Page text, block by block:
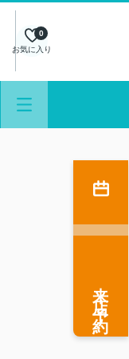
お気に入り
0
来店予約